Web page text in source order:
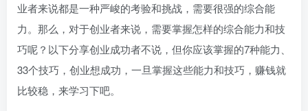
业者来说都是一种严峻的考验和挑战，需要很强的综合能
力。那么，对于创业者来说，需要掌握怎样的综合能力和技
巧呢？以下分享创业成功者不说，但你应该掌握的7种能力、
33个技巧，创业想成功，一旦掌握这些能力和技巧，赚钱就
比较稳，来学习下吧。